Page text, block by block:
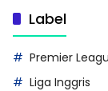
Label
Premier
Liga Inggris